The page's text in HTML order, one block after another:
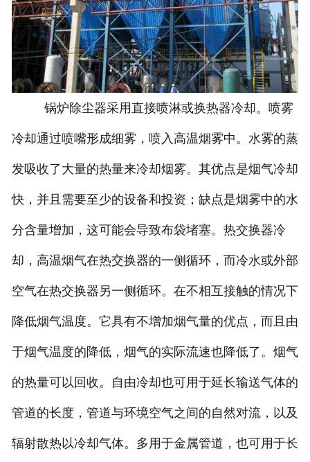
锅炉除尘器采用直接喷淋或换热器冷却。喷雾
冷却通过喷嘴形成细雾，喷入高温烟雾中。水雾的蒸
发吸收了大量的热量来冷却烟雾。其优点是烟气冷却
快，并且需要至少的设备和投资；缺点是烟雾中的水
分含量增加，这可能会导致布袋堵塞。热交换器冷
却，高温烟气在热交换器的一侧循环，而冷水或外部
空气在热交换器另一侧循环。在不相互接触的情况下
降低烟气温度。它具有不增加烟气量的优点，而且由
于烟气温度的降低，烟气的实际流速也降低了。烟气
的热量可以回收。自由冷却也可用于延长输送气体的
管道的长度，管道与环境空气之间的自然对流，以及
辐射散热以冷却气体。多用于金属管道，也可用于长